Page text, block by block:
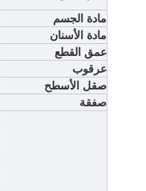
مادة الجسم
مادة الأسنان
عمق القطع
عرقوب
صقل الأسطح
صفقة